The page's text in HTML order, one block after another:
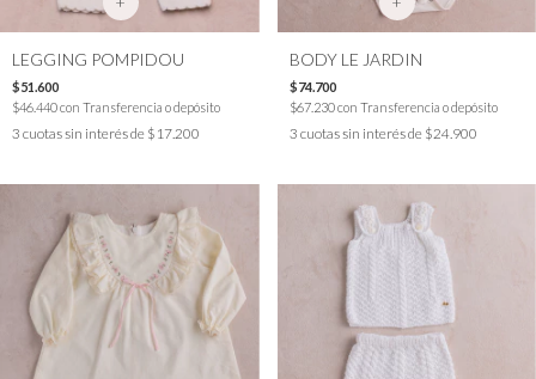
LEGGING POMPIDOU
$51.600
$46.440con Transferencia o depósito
3 cuotas sin interés de $17.200
BODY LE JARDIN
$74.700
$67.230con Transferencia o depósito
3 cuotas sin interés de $24.900